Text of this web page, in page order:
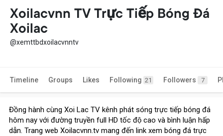
Xoilacvnn TV Trực Tiếp Bóng Đá
Xoilac
@xemttbdxoilacvnntv
Timeline Groups Likes Following 21 Followers 7
Đồng hành cùng Xoi Lac TV kênh phát sóng trực tiếp bóng đá
hôm nay với đường truyền full HD tốc độ cao và bình luận hấp
dẫn. Trang web Xoilacvnn.tv mang đến link xem bóng đá trực